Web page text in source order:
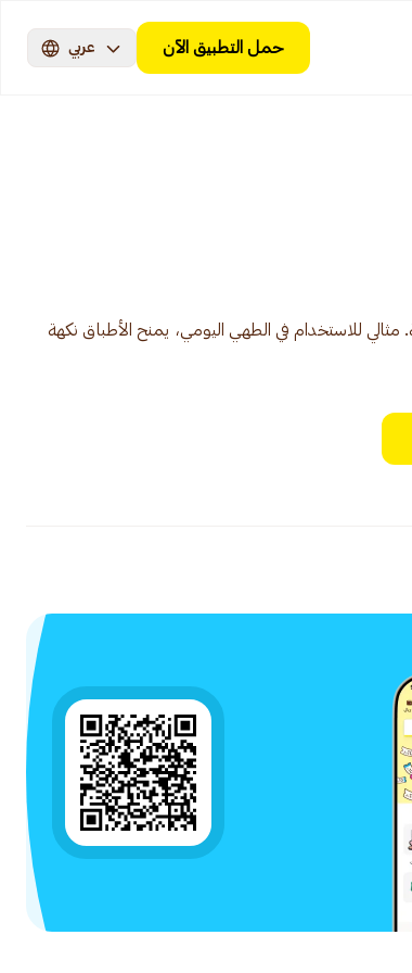
حمل التطبيق الآن عربي
للاستخدام في الطهي اليومي، يمنح الأطباق نكهة